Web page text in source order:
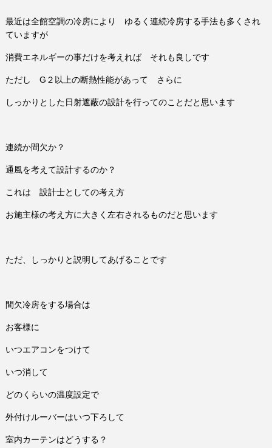
最近は全館空調の冷房により ゆるく連続冷房する手法も多くされ
ていますが
消費エネルギーの事だけを考えれば それも良しです
ただし G２以上の断熱性能があって さらに
しっかりとした日射遮蔽の設計を行ってのことだと思います
連続か間欠か？
通風を考えて設計するのか？
これは 設計士としての考え方
お施主様の考え方に大きく左右されるものだと思います
ただ、しっかりと説明してあげることです
間欠冷房をする場合は
お客様に
いつエアコンをつけて
いつ消して
どのくらいの温度設定で
外付けルーバーはいつ下ろして
室内カーテンはどうする？